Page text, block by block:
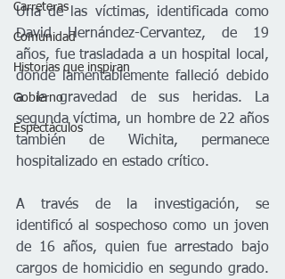
Carreteras
Comunidad
Historias que inspiran
Gobierno
Espectáculos
Una de las víctimas, identificada como
David Hernández-Cervantez, de 19
años, fue trasladada a un hospital local,
donde lamentablemente falleció debido
a la gravedad de sus heridas. La
segunda víctima, un hombre de 22 años
también de Wichita, permanece
hospitalizado en estado crítico.
A través de la investigación, se
identificó al sospechoso como un joven
de 16 años, quien fue arrestado bajo
cargos de homicidio en segundo grado.